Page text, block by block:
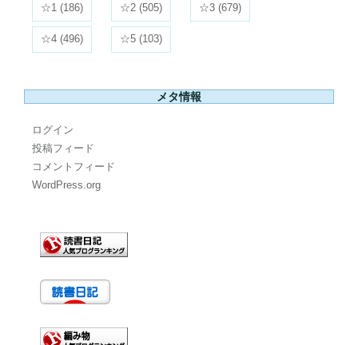
☆1 (186) ☆2 (505) ☆3 (679)
☆4 (496) ☆5 (103)
メタ情報
ログイン
投稿フィード
コメントフィード
WordPress.org